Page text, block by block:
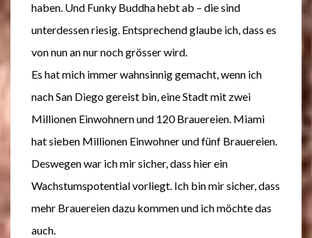
haben. Und Funky Buddha hebt ab – die sind
unterdessen riesig. Entsprechend glaube ich, dass es
von nun an nur noch grösser wird.
Es hat mich immer wahnsinnig gemacht, wenn ich
nach San Diego gereist bin, eine Stadt mit zwei
Millionen Einwohnern und 120 Brauereien. Miami
hat sieben Millionen Einwohner und fünf Brauereien.
Deswegen war ich mir sicher, dass hier ein
Wachstumspotential vorliegt. Ich bin mir sicher, dass
mehr Brauereien dazu kommen und ich möchte das
auch.